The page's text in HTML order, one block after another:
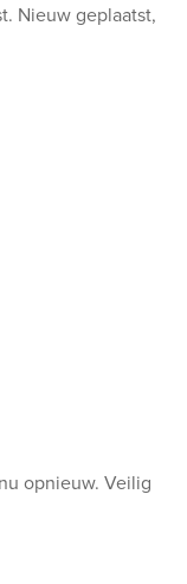
Nieuw geplaatst,
opnieuw. Veilig